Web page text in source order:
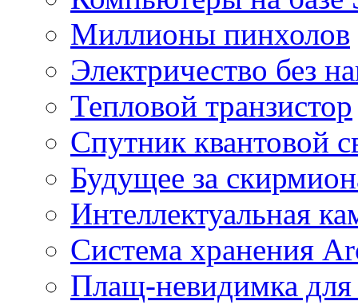
Миллионы пинхолов
Электричество без
Тепловой транзистор
Спутник квантовой
Будущее за
Интеллектуальная
Система хранения
Плащ-невидимка